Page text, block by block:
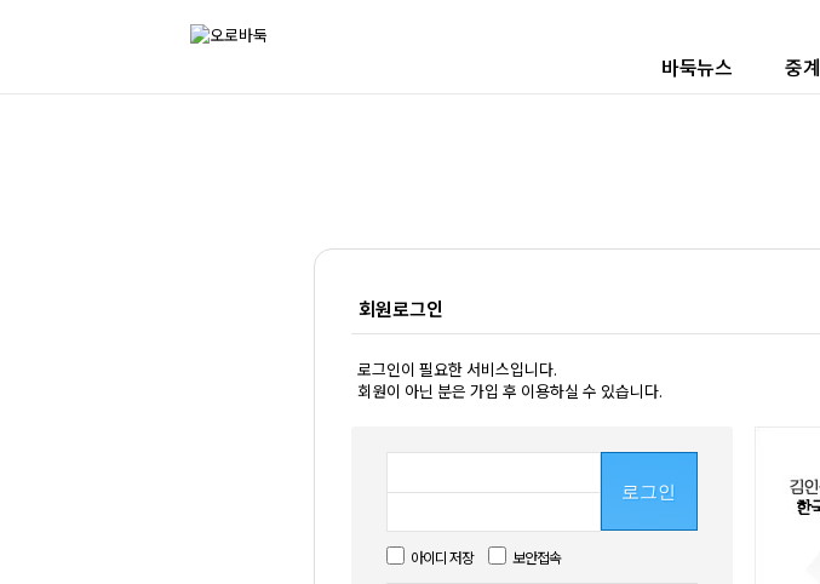
바둑뉴스 중계
회원로그인
로그인이 필요한 서비스입니다.
회원이 아닌 분은 가입 후 이용하실 수 있습니다.
로그인
아이디 저장 보안접속